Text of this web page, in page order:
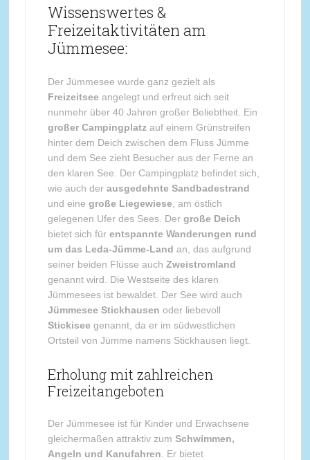
Wissenswertes &
Freizeitaktivitäten am
Jümmesee:
Der Jümmesee wurde ganz gezielt als
Freizeitsee angelegt und erfreut sich seit
nunmehr über 40 Jahren großer Beliebtheit. Ein
großer Campingplatz auf einem Grünstreifen
hinter dem Deich zwischen dem Fluss Jümme
und dem See zieht Besucher aus der Ferne an
den klaren See. Der Campingplatz befindet sich,
wie auch der ausgedehnte Sandbadestrand
und eine große Liegewiese , am östlich
gelegenen Ufer des Sees. Der große Deich
bietet sich für entspannte Wanderungen rund
um das Leda-Jümme-Land an, das aufgrund
seiner beiden Flüsse auch Zweistromland
genannt wird. Die Westseite des klaren
Jümmesees ist bewaldet. Der See wird auch
Jümmesee Stickhausen oder liebevoll
Stickisee genannt, da er im südwestlichen
Ortsteil von Jümme namens Stickhausen liegt.
Erholung mit zahlreichen
Freizeitangeboten
Der Jümmesee ist für Kinder und Erwachsene
gleichermaßen attraktiv zum Schwimmen,
Angeln und Kanufahren . Er bietet